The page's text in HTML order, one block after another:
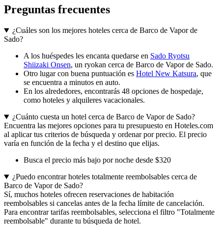
Preguntas frecuentes
¿Cuáles son los mejores hoteles cerca de Barco de Vapor de
Sado?
A los huéspedes les encanta quedarse en Sado Ryotsu
Shiizaki Onsen, un ryokan cerca de Barco de Vapor de Sado.
Otro lugar con buena puntuación es Hotel New Katsura, que
se encuentra a minutos en auto.
En los alrededores, encontrarás 48 opciones de hospedaje,
como hoteles y alquileres vacacionales.
¿Cuánto cuesta un hotel cerca de Barco de Vapor de Sado?
Encuentra las mejores opciones para tu presupuesto en Hoteles.com
al aplicar tus criterios de búsqueda y ordenar por precio. El precio
varía en función de la fecha y el destino que elijas.
Busca el precio más bajo por noche desde $320
¿Puedo encontrar hoteles totalmente reembolsables cerca de
Barco de Vapor de Sado?
Sí, muchos hoteles ofrecen reservaciones de habitación
reembolsables si cancelas antes de la fecha límite de cancelación.
Para encontrar tarifas reembolsables, selecciona el filtro "Totalmente
reembolsable" durante tu búsqueda de hotel.